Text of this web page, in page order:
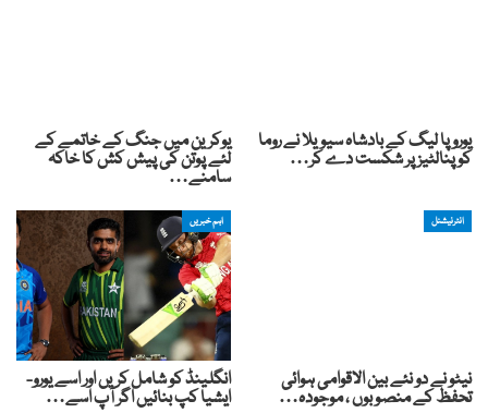
یوروپا لیگ کے بادشاہ سیویلا نے روما
کو پنالٹیز پر شکست دے کر…
یوکرین میں جنگ کے خاتمے کے
لئے پوتن کی پیش کش کا خاکہ
سامنے…
انٹرنیشنل
نیٹو نے دو نئے بین الاقوامی ہوائی
تحفظ کے منصوبوں ، موجودہ…
اہم خبریں
انگلینڈ کو شامل کریں اور اسے یورو-
ایشیا کپ بنائیں اگر آپ اسے…